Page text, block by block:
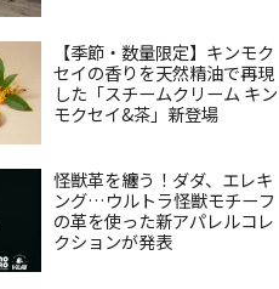
【季節・数量限定】キンモク
セイの香りを天然精油で再現
した「スチームクリーム キン
モクセイ&茶」新登場
怪獣革を纏う！ダダ、エレキ
ング…ウルトラ怪獣モチーフ
の革を使った新アパレルコレ
クションが発表